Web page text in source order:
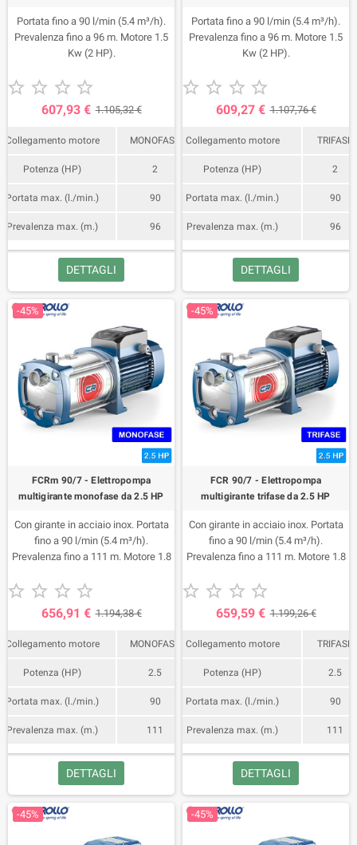
Portata fino a 90 l/min (5.4 m³/h).
Prevalenza fino a 96 m. Motore 1.5
Kw (2 HP).
   
607,93 € 1.105,32 €
Collegamento motore MONOFASE
Potenza (HP) 2
Portata max. (l./min.) 90
Prevalenza max. (m.) 96
DETTAGLI
Portata fino a 90 l/min (5.4 m³/h).
Prevalenza fino a 96 m. Motore 1.5
Kw (2 HP).
   
609,27 € 1.107,76 €
Collegamento motore TRIFASE
Potenza (HP) 2
Portata max. (l./min.) 90
Prevalenza max. (m.) 96
DETTAGLI
-45%
FCRm 90/7 - Elettropompa
multigirante monofase da 2.5 HP
Con girante in acciaio inox. Portata
fino a 90 l/min (5.4 m³/h).
Prevalenza fino a 111 m. Motore 1.8
   
656,91 € 1.194,38 €
Collegamento motore MONOFASE
Potenza (HP) 2.5
Portata max. (l./min.) 90
Prevalenza max. (m.) 111
DETTAGLI
-45%
FCR 90/7 - Elettropompa
multigirante trifase da 2.5 HP
Con girante in acciaio inox. Portata
fino a 90 l/min (5.4 m³/h).
Prevalenza fino a 111 m. Motore 1.8
   
659,59 € 1.199,26 €
Collegamento motore TRIFASE
Potenza (HP) 2.5
Portata max. (l./min.) 90
Prevalenza max. (m.) 111
DETTAGLI
-45% -45%